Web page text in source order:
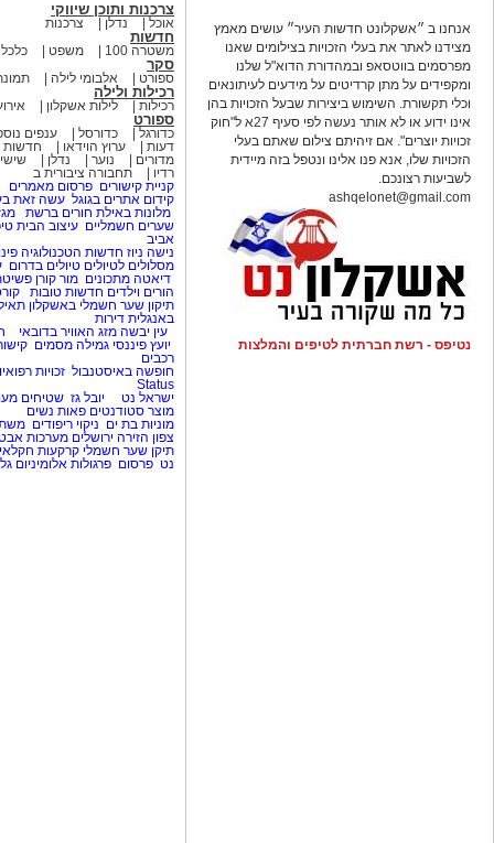
אנחנו ב ״אשקלונט חדשות העיר״ עושים מאמץ
מצידנו לאתר את בעלי הזכויות בצילומים שאנו
מפרסמים בווטסאפ ובמהדורת הדוא"ל שלנו
ומקפידים על מתן קרדיטים על מידעים לעיתונאים
וכלי תקשורת. השימוש ביצירות שבעל הזכויות בהן
אינו ידוע או לא אותר נעשה לפי סעיף 27א ל"חוק
זכויות יוצרים". אם זיהיתם צילום שאתם בעלי
הזכויות שלו, אנא פנו אלינו ונטפל בזה מיידית
לשביעות רצונכם.
ashqelonet@gmail.com
נטיפס - רשת חברתית לטיפים והמלצות
צרכנות ותוכן שיווקי
אוכל נדלן צרכנות
חדשות
משטרה 100 משפט
סקר
ספורט אלבומי לילה
רכילות ולילה
רכילות לילות אשקלון
ספורט
כדורגל כדורסל
ענפים
דעות
ערוץ הוידאו
חדשות
מדורים
נוער נדלן
רדיו
תחבורה ציבורית ב
קניית קישורים פרסום מאמרים
קידום אתרים בגוגל עשה זאת
מלונות באילת חורים ברשת
שערים חשמליים עיצוב הבית
אביב
נישה ניוז חדשות הטכנולוגיה
מסלולים לטיולים טיולים בדרום
דיאטה מתכונים מור קורן
הורים וילדים חדשות טובות
תיקון שער חשמלי באשקלון
באנגלית דירות
עין יבשה מזג האוויר בדובאי
יועץ פיננסי גמילה מסמים
רכבים
חופשה באיסטנבול זכויות
Status
ישראל נט
יובל גז שטיחים
מוצר סטודנטים פאות נשים
מוניות בת ים ניקוי ריפודים
צפון הזירה ירושלים מערכות
תיקן שער חשמלי קרקעות
נט פרסום פרגולות אלומיניום